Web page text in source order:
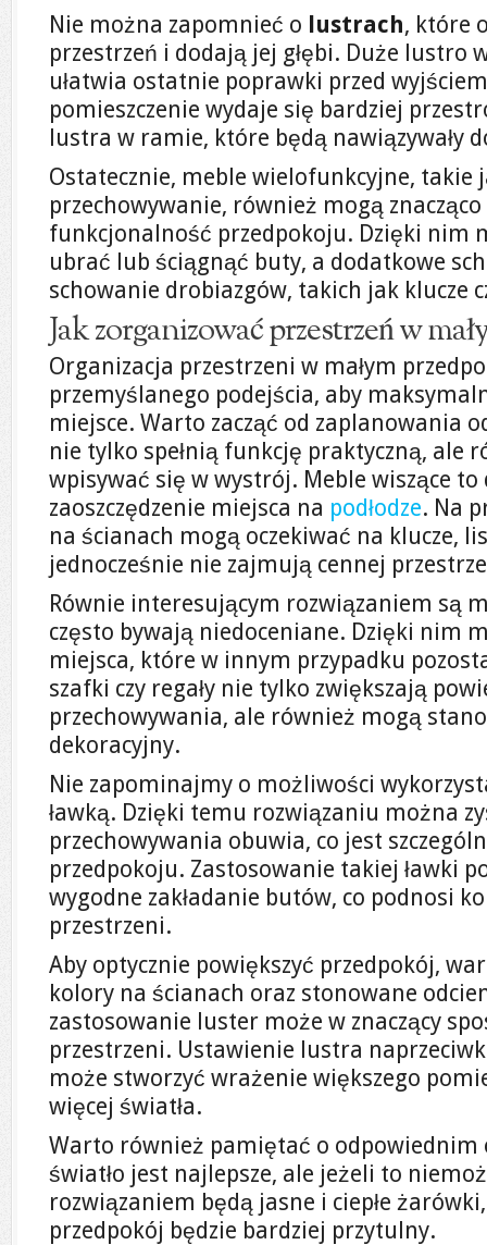
Nie można zapomnieć o lustrach, które
przestrzeń i dodają jej głębi. Duże lustro
ułatwia ostatnie poprawki przed
pomieszczenie wydaje się bardziej
lustra w ramie, które będą nawiązywały
Ostatecznie, meble wielofunkcyjne, takie
przechowywanie, również mogą znacząco
funkcjonalność przedpokoju. Dzięki nim
ubrać lub ściągnąć buty, a dodatkowe
schowanie drobiazgów, takich jak klucze
Jak zorganizować przestrzeń w
Organizacja przestrzeni w małym
przemyślanego podejścia, aby
miejsce. Warto zacząć od zaplanowania
nie tylko spełnią funkcję praktyczną, ale
wpisywać się w wystrój. Meble wiszące to
zaoszczędzenie miejsca na podłodze. Na
na ścianach mogą oczekiwać na klucze,
jednocześnie nie zajmują cennej
Równie interesującym rozwiązaniem są
często bywają niedoceniane. Dzięki nim
miejsca, które w innym przypadku
szafki czy regały nie tylko zwiększają
przechowywania, ale również mogą
dekoracyjny.
Nie zapominajmy o możliwości
ławką. Dzięki temu rozwiązaniu można
przechowywania obuwia, co jest
przedpokoju. Zastosowanie takiej ławki
wygodne zakładanie butów, co podnosi
przestrzeni.
Aby optycznie powiększyć przedpokój,
kolory na ścianach oraz stonowane
zastosowanie luster może w znaczący
przestrzeni. Ustawienie lustra
może stworzyć wrażenie większego
więcej światła.
Warto również pamiętać o
światło jest najlepsze, ale jeżeli to
rozwiązaniem będą jasne i ciepłe
przedpokój będzie bardziej przytulny.